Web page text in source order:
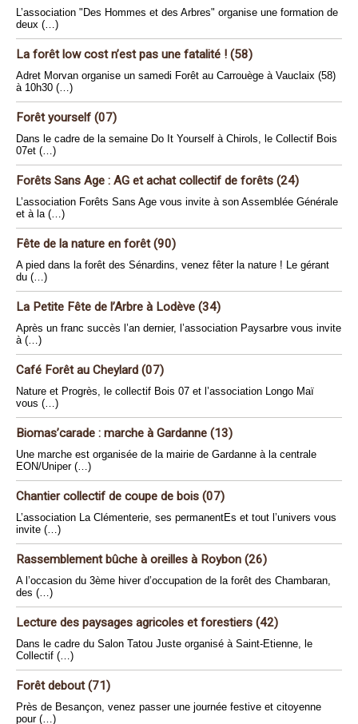
L’association "Des Hommes et des Arbres" organise une formation de
deux (…)
La forêt low cost n’est pas une fatalité ! (58)
Adret Morvan organise un samedi Forêt au Carrouège à Vauclaix (58)
à 10h30 (…)
Forêt yourself (07)
Dans le cadre de la semaine Do It Yourself à Chirols, le Collectif Bois
07et (…)
Forêts Sans Age : AG et achat collectif de forêts (24)
L’association Forêts Sans Age vous invite à son Assemblée Générale
et à la (…)
Fête de la nature en forêt (90)
A pied dans la forêt des Sénardins, venez fêter la nature ! Le gérant
du (…)
La Petite Fête de l’Arbre à Lodève (34)
Après un franc succès l’an dernier, l’association Paysarbre vous invite
à (…)
Café Forêt au Cheylard (07)
Nature et Progrès, le collectif Bois 07 et l’association Longo Maï
vous (…)
Biomas’carade : marche à Gardanne (13)
Une marche est organisée de la mairie de Gardanne à la centrale
EON/Uniper (…)
Chantier collectif de coupe de bois (07)
L’association La Clémenterie, ses permanentEs et tout l’univers vous
invite (…)
Rassemblement bûche à oreilles à Roybon (26)
A l’occasion du 3ème hiver d’occupation de la forêt des Chambaran,
des (…)
Lecture des paysages agricoles et forestiers (42)
Dans le cadre du Salon Tatou Juste organisé à Saint-Etienne, le
Collectif (…)
Forêt debout (71)
Près de Besançon, venez passer une journée festive et citoyenne
pour (…)